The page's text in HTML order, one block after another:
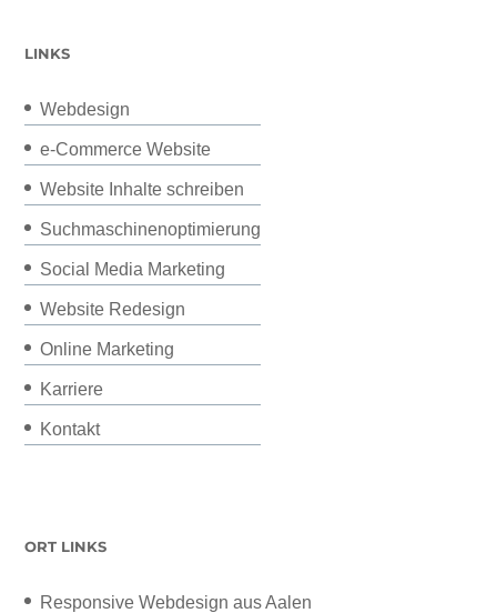
LINKS
Webdesign
e-Commerce Website
Website Inhalte schreiben
Suchmaschinenoptimierung
Social Media Marketing
Website Redesign
Online Marketing
Karriere
Kontakt
ORT LINKS
Responsive Webdesign aus Aalen